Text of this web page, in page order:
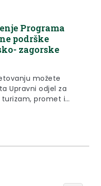
Programa
podrške
zagorske
možete
Upravni odjel za
turizam, promet i
16. veljače 2026.